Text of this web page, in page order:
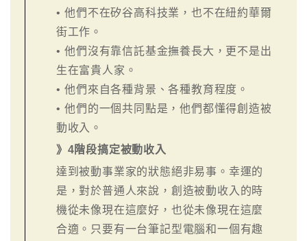
• 他們不在矽谷高科技業，也不在紐約華爾
街工作。
• 他們沒有靠信託基金撫養長大，更不是出
生在富貴人家。
• 他們來自各種背景、各種教育程度。
• 他們的一個共同點是，他們都懂得創造被
動收入。
》4階段搞定被動收入
達到被動事業家的狀態絕非易事。幸運的
是，對於普通人來說，創造被動收入的時
機從未像現在這麼好，也從未像現在這麼
合適。只要有一台筆記型電腦和一個有趣